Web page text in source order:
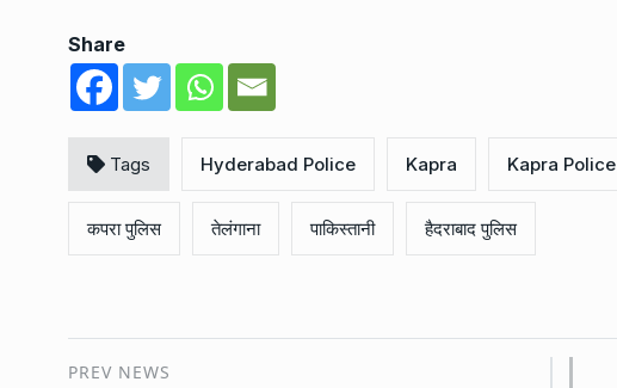
Share
Tags Hyderabad Police Kapra Kapra Police
कपरा पुलिस तेलंगाना पाकिस्तानी हैदराबाद पुलिस
PREV NEWS